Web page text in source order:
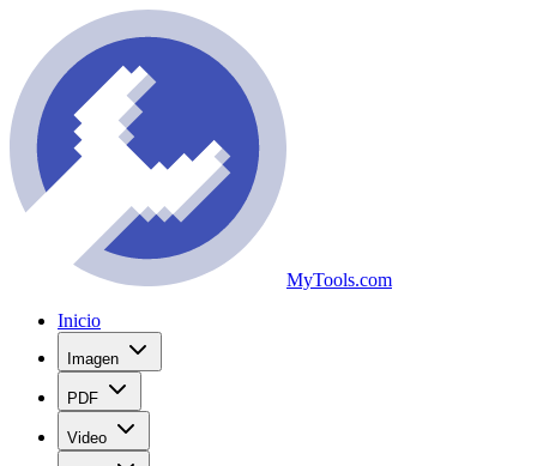
MyTools.com
Inicio
Imagen
PDF
Video